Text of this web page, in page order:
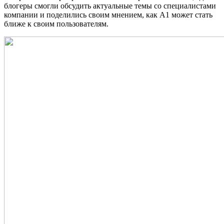
блогеры смогли обсудить актуальные темы со специалистами
компании и поделились своим мнением, как А1 может стать
ближе к своим пользователям.